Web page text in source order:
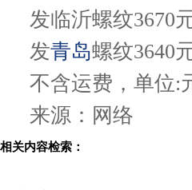
发临沂螺纹3670
发青岛螺纹3640
不含运费，单位:
来源：网络
相关内容检索：